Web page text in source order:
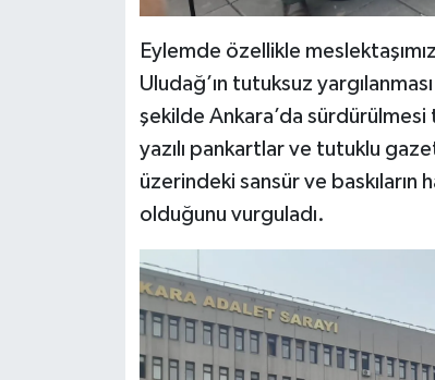
​Eylemde özellikle
Uludağ’ın tutuksuz
şekilde Ankara’da
yazılı pankartlar ve tutuklu
üzerindeki sansür ve baskıların
olduğunu vurguladı.